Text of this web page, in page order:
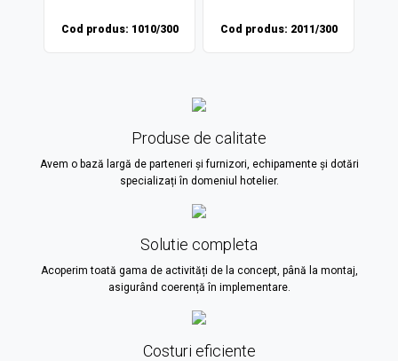
Cod produs: 1010/300 Cod produs: 2011/300
Produse de calitate
Avem o bază largă de parteneri și furnizori, echipamente și dotări
specializați în domeniul hotelier.
Solutie completa
Acoperim toată gama de activități de la concept, până la montaj,
asigurând coerență în implementare.
Costuri eficiente